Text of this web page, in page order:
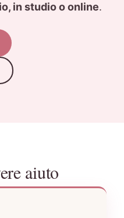
in studio o online.
aiuto